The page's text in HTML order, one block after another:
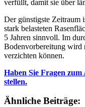
verfüllt, damit sie über
Der günstigste Zeitraum
stark belasteten
5 Jahren sinnvoll. Im
Bodenvorbereitung wird
verzichten können.
Haben Sie Fragen
stellen.
Ähnliche Beiträge: